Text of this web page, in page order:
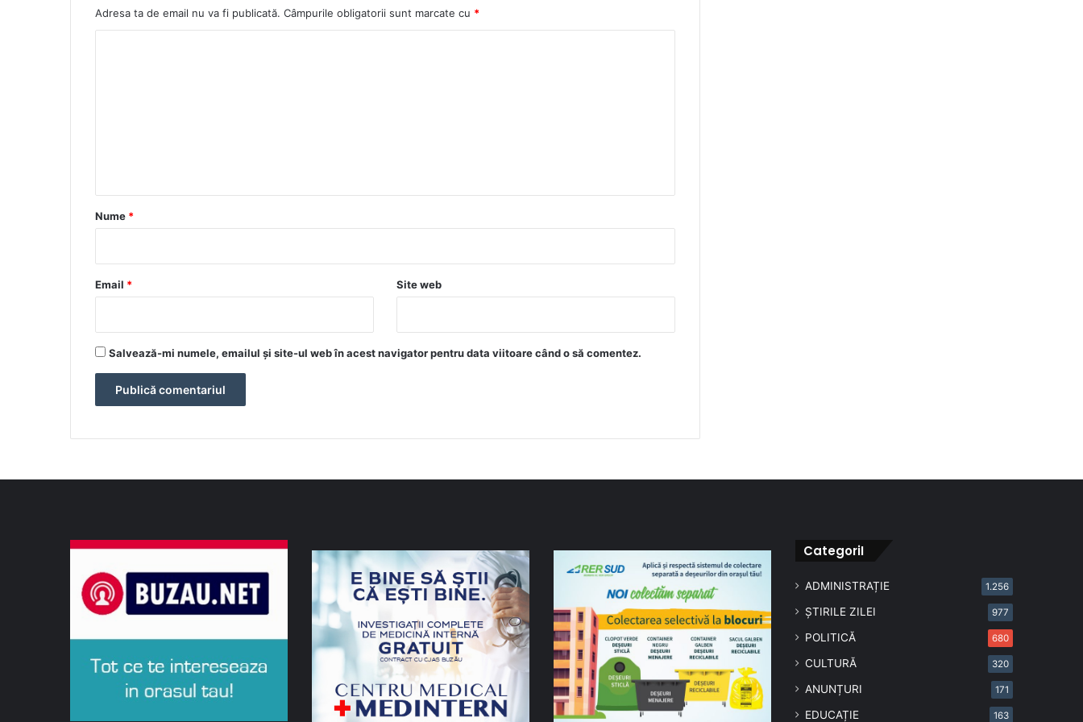
Adresa ta de email nu va fi publicată. Câmpurile obligatorii sunt marcate cu *
r
*
Nume *
Email * Site web
Salvează-mi numele, emailul și site-ul web în acest navigator pentru data viitoare când o să comentez.
CategoriI
ADMINISTRAȚIE 1.256
ȘTIRILE ZILEI 977
POLITICĂ 680
CULTURĂ 320
ANUNȚURI 171
EDUCAȚIE 163